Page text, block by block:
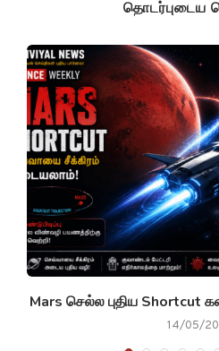
தொடர்புடைய
Mars செல்ல புதிய Shortcut
14/05/